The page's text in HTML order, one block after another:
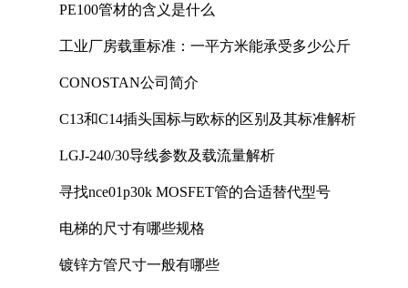
PE100管材的含义是什么
工业厂房载重标准：一平方米能承受多少公斤
CONOSTAN公司简介
C13和C14插头国标与欧标的区别及其标准解析
LGJ-240/30导线参数及载流量解析
寻找nce01p30k MOSFET管的合适替代型号
电梯的尺寸有哪些规格
镀锌方管尺寸一般有哪些